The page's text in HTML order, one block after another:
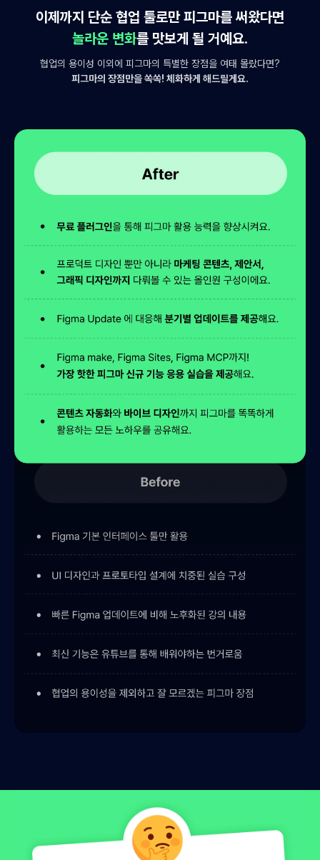
이제까지 단순 협업 툴로만 피그마를 써왔다면
놀라운 변화를 맛보게 될 거예요.
협업의 용이성 이외에 피그마의 특별한 장점을 여태 몰랐다면?
피그마의 장점만을 쏙쏙! 체화하게 해드릴게요.